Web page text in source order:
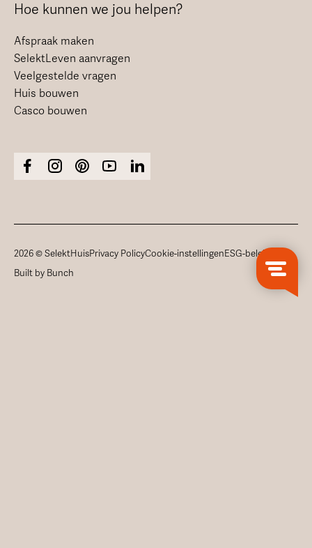
Hoe kunnen we jou helpen?
Afspraak maken
SelektLeven aanvragen
Veelgestelde vragen
Huis bouwen
Casco bouwen
2026 © SelektHuisPrivacy PolicyCookie-instellingenESG-beleid
Built by Bunch